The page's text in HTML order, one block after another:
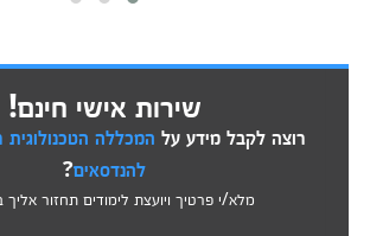
שירות אישי חינם!
רוצה לקבל מידע על המכללה הטכנולוגית
להנדסאים?
מלא/י פרטיך ויועצת לימודים תחזור